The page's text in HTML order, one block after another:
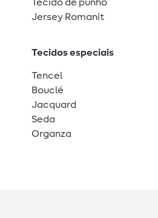
Tecido de punho
Jersey Romanit
Tecidos especiais
Tencel
Bouclé
Jacquard
Seda
Organza